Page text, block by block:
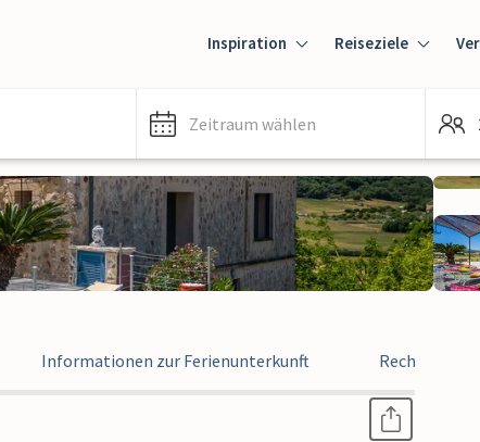
Inspiration Reiseziele
Zeitraum wählen
Informationen zur Ferienunterkunft Rechtliche